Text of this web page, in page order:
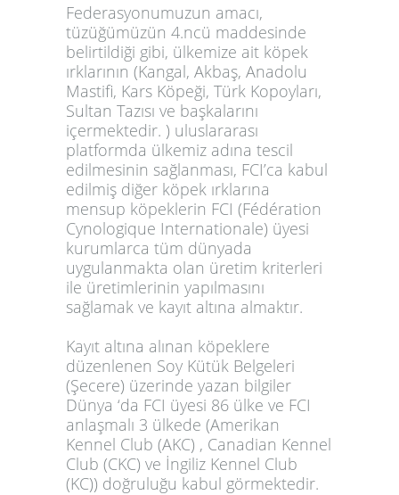
Federasyonumuzun amacı,
tüzüğümüzün 4.ncü maddesinde
belirtildiği gibi, ülkemize ait köpek
ırklarının (Kangal, Akbaş, Anadolu
Mastifi, Kars Köpeği, Türk Kopoyları,
Sultan Tazısı ve başkalarını
içermektedir. ) uluslararası
platformda ülkemiz adına tescil
edilmesinin sağlanması, FCI’ca kabul
edilmiş diğer köpek ırklarına
mensup köpeklerin FCI (Fédération
Cynologique Internationale) üyesi
kurumlarca tüm dünyada
uygulanmakta olan üretim kriterleri
ile üretimlerinin yapılmasını
sağlamak ve kayıt altına almaktır.
Kayıt altına alınan köpeklere
düzenlenen Soy Kütük Belgeleri
(Şecere) üzerinde yazan bilgiler
Dünya ‘da FCI üyesi 86 ülke ve FCI
anlaşmalı 3 ülkede (Amerikan
Kennel Club (AKC) , Canadian Kennel
Club (CKC) ve İngiliz Kennel Club
(KC)) doğruluğu kabul görmektedir.